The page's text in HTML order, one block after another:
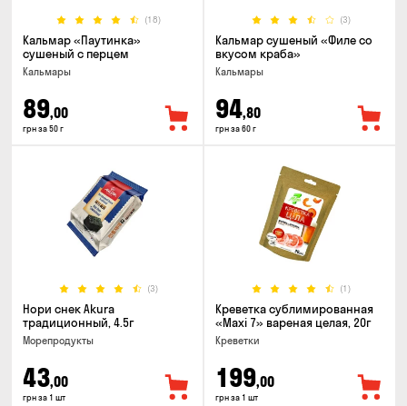
(18)
Кальмар «Паутинка»
сушеный с перцем
Кальмары
89,00
грн за 50 г
(3)
Кальмар сушеный «Филе со
вкусом краба»
Кальмары
94,80
грн за 60 г
(3)
Нори снек Akura
традиционный, 4.5г
Морепродукты
43,00
грн за 1 шт
(1)
Креветка сублимированная
«Maxi 7» вареная целая, 20г
Креветки
199,00
грн за 1 шт